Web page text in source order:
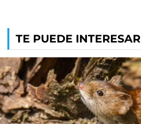
TE PUEDE INTERESAR